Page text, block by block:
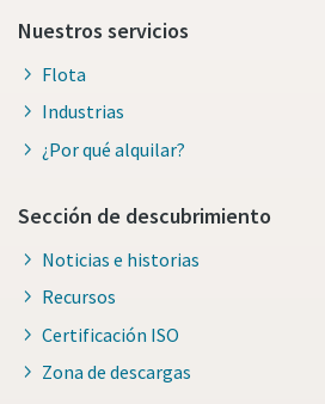
Nuestros servicios
Flota
Industrias
¿Por qué alquilar?
Sección de descubrimiento
Noticias e historias
Recursos
Certificación ISO
Zona de descargas